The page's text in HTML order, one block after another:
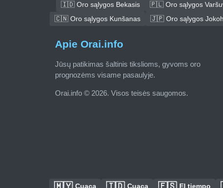
🇮🇩 Oro sąlygos Bekasis 🇵🇱 Oro sąlygos
🇨🇳 Oro sąlygos Kunšanas
🇯🇵 Oro sąlygos
Apie Orai.info
Jūsų patikimas šaltinis tikslioms, gyvoms oro
prognozėms visame pasaulyje.
Orai.info © 2026. Visos teisės saugomos.
Cuaca Cuaca El tiempo